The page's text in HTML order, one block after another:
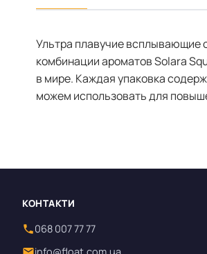
Ультра плавучие всплывающие
комбинации ароматов Solara
в мире. Каждая упаковка
можем использовать для
КОНТАКТИ
068 007 77 77